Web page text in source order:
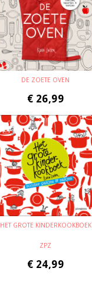
DE ZOETE OVEN
€ 26,99
HET GROTE KINDERKOOKBOEK
ZPZ
€ 24,99